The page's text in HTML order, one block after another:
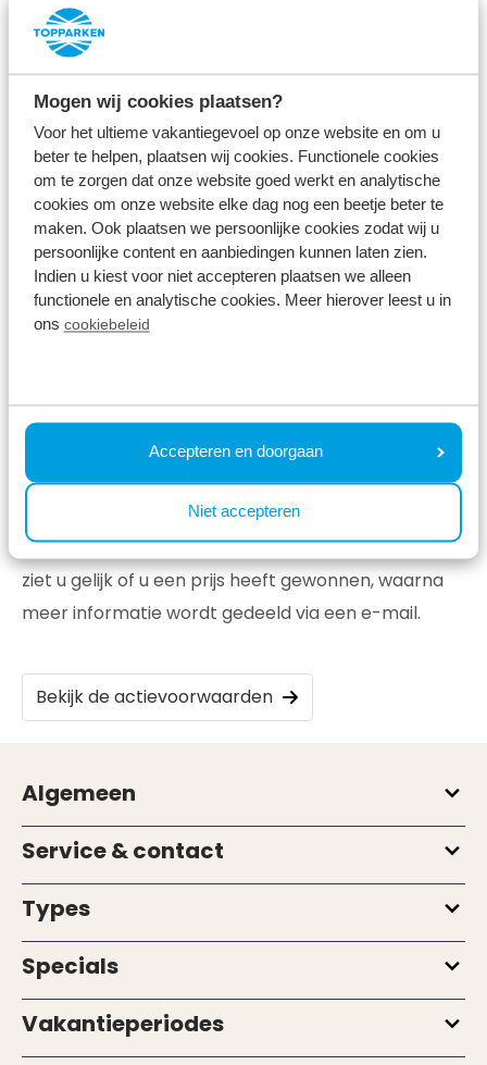
Mogen wij cookies plaatsen?
Voor het ultieme vakantiegevoel op onze website en om u
beter te helpen, plaatsen wij cookies. Functionele cookies
om te zorgen dat onze website goed werkt en analytische
cookies om onze website elke dag nog een beetje beter te
maken. Ook plaatsen we persoonlijke cookies zodat wij u
persoonlijke content en aanbiedingen kunnen laten zien.
Indien u kiest voor niet accepteren plaatsen we alleen
functionele en analytische cookies. Meer hierover leest u in
ons cookiebeleid
Accepteren en doorgaan
Niet accepteren
vakantie begint bij het boeken van een verblijf en
eindigt bij thuiskomst, met een koffer vol mooie
dag in voor het maken van deze
vakantieherinneringen; van het boekingsproces tot
aan het thuiskomen. En dit laatste, minst leuke deel
van een fijn verblijf, maken we graag een stukje
leuker. Want wat is er nu leuker om thuis te komen
met vakantieherinneringen én een fantastische
prijs zoals een LG smart televisie, Coolblue-
op gave prijzen!
Klaar om uw geluk te beproeven?
Klik op onderstaande button, vul uw code en
gegevens in en draai aan het rad! Na het draaien
ziet u gelijk of u een prijs heeft gewonnen, waarna
meer informatie wordt gedeeld via een e-mail.
Bekijk de actievoorwaarden
Algemeen
Service & contact
Types
Specials
Vakantieperiodes